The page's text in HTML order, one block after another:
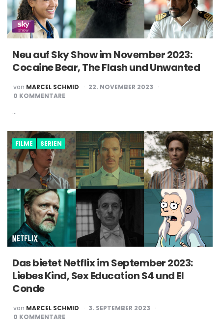
Neu auf Sky Show im November 2023:
Cocaine Bear, The Flash und Unwanted
POSTED
BY
von MARCEL SCHMID
22. NOVEMBER 2023
0 KOMMENTARE
…
FILME SERIEN
Das bietet Netflix im September 2023:
Liebes Kind, Sex Education S4 und El
Conde
POSTED
BY
von MARCEL SCHMID
3. SEPTEMBER 2023
0 KOMMENTARE